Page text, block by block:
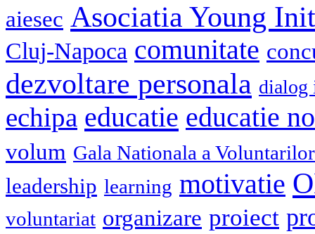
aiesec Asociatia Young
Cluj-Napoca comunitate
dezvoltare personala dialog
echipa educatie educatie
volum Gala Nationala a Voluntarilor
leadership learning motivatie
voluntariat organizare proiect